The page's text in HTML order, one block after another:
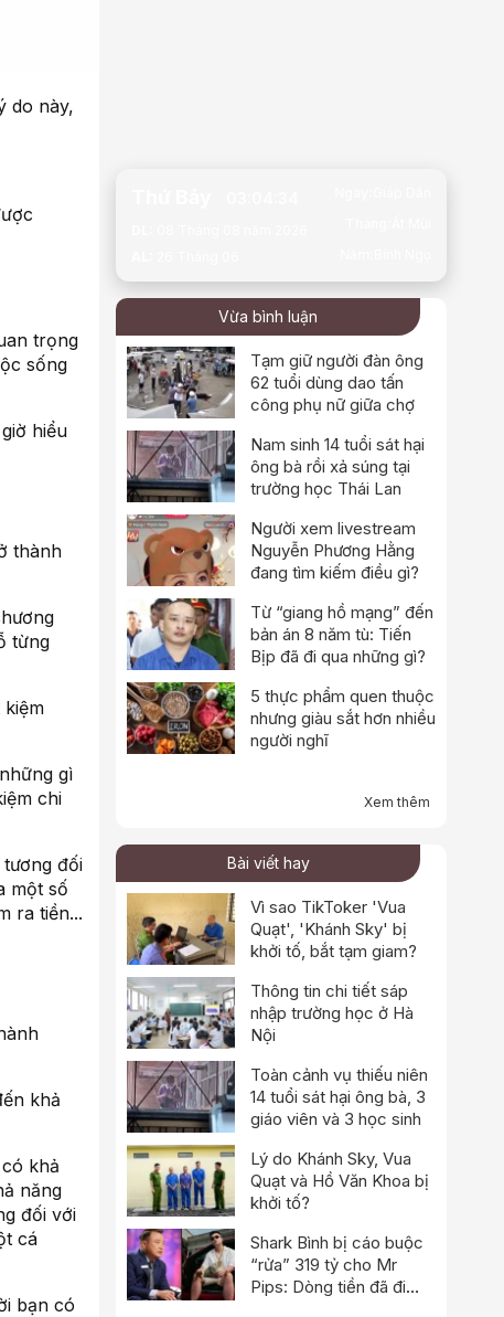
do này,
trọng
sống
hiểu
thành
từng
gì
chi
đối
một số
ra tiền...
khả
khả
năng
đối với
cá
bạn có
Vừa bình luận
Tạm giữ người đàn ông
62 tuổi dùng dao tấn
công phụ nữ giữa chợ
Nam sinh 14 tuổi sát hại
ông bà rồi xả súng tại
trường học Thái Lan
Người xem livestream
Nguyễn Phương Hằng
đang tìm kiếm điều gì?
Từ “giang hồ mạng” đến
bản án 8 năm tù: Tiến
Bịp đã đi qua những gì?
5 thực phẩm quen thuộc
nhưng giàu sắt hơn nhiều
người nghĩ
Xem thêm
Bài viết hay
Vì sao TikToker 'Vua
Quạt', 'Khánh Sky' bị
khởi tố, bắt tạm giam?
Thông tin chi tiết sáp
nhập trường học ở Hà
Nội
Toàn cảnh vụ thiếu niên
14 tuổi sát hại ông bà, 3
giáo viên và 3 học sinh
Lý do Khánh Sky, Vua
Quạt và Hồ Văn Khoa bị
khởi tố?
Shark Bình bị cáo buộc
“rửa” 319 tỷ cho Mr
Pips: Dòng tiền đã đi